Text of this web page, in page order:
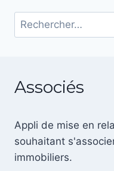
Associés
Appli de mise en
souhaitant
immobiliers.